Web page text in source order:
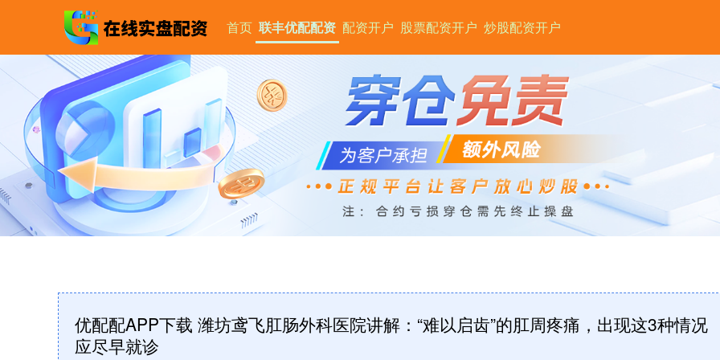
首页 联丰优配配资 配资开户 股票配资开户 炒股配资开户
优配配APP下载 潍坊鸢飞肛肠外科医院讲解：“难以启齿”的肛周疼痛，出现这3种情况
应尽早就诊